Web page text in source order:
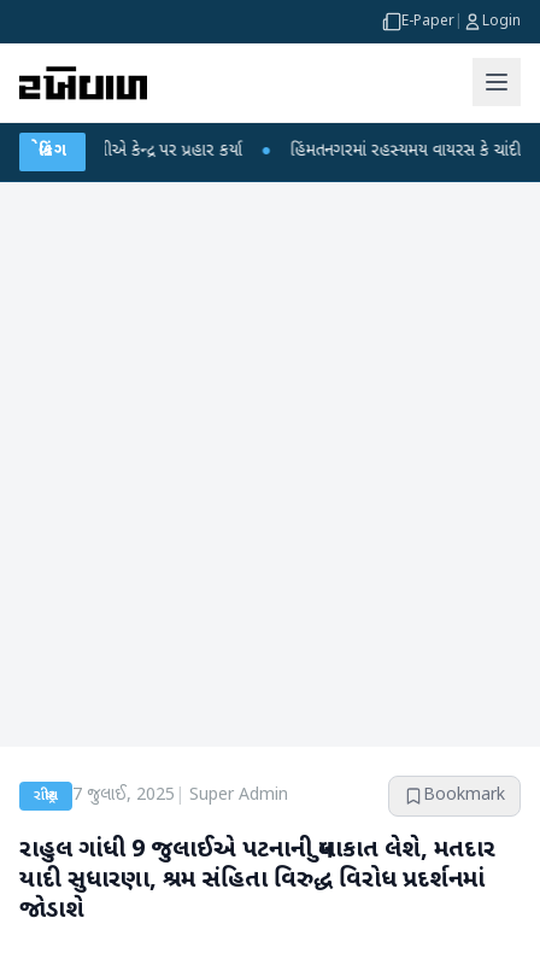
E-Paper Login
બ્રેકિંગ
કેન્દ્ર પર પ્રહાર કર્યા ● હિંમતનગરમાં રહસ્યમય વાયરસ કે ચાંદીપુરા? 6
રાષ્ટ્રીય 7 જુલાઈ, 2025 Super Admin Bookmark
રાહુલ ગાંધી 9 જુલાઈએ પટનાની મુલાકાત લેશે, મતદાર
યાદી સુધારણા, શ્રમ સંહિતા વિરુદ્ધ વિરોધ પ્રદર્શનમાં
જોડાશે